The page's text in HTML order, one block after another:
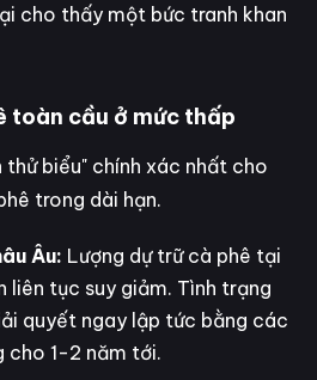
cho thấy một bức tranh khan
toàn cầu ở mức thấp
thử biểu" chính xác nhất cho
trong dài hạn.
Âu: Lượng dự trữ cà phê tại
liên tục suy giảm. Tình trạng
quyết ngay lập tức bằng các
cho 1-2 năm tới.